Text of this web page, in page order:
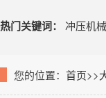
热门关键词： 冲压机
您的位置： 首页>>